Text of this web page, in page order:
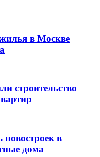
в Москве
строительство
в
дома